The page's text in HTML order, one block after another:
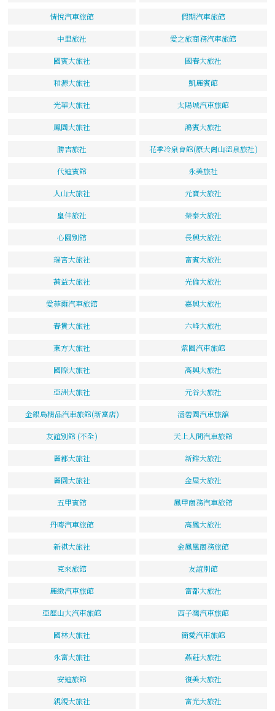
情悅汽車旅館 假期汽車旅館
中里旅社 愛之旅商務汽車旅館
國賓大旅社 國春大旅社
和源大旅社 凱麗賓館
光華大旅社 太陽城汽車旅館
鳳園大旅社 鴻賓大旅社
勝吉旅社 花季冷泉會館(原大崗山溫泉旅社)
代迪賓館 永美旅社
人山大旅社 元寶大旅社
皇佳旅社 榮泰大旅社
心園別館 長興大旅社
瑞宮大旅社 富賓大旅社
萬益大旅社 光倫大旅社
愛菲爾汽車旅館 嘉興大旅社
春貴大旅社 六峰大旅社
東方大旅社 紫園汽車旅館
國際大旅社 高興大旅社
亞洲大旅社 元谷大旅社
金銀島精品汽車旅館(新富店) 涵碧園汽車旅舘
友誼別館 (不全) 天上人間汽車旅館
麗都大旅社 新鎔大旅社
麗園大旅社 金屋大旅社
五甲賓館 鳳甲商務汽車旅館
丹嘜汽車旅館 高鳳大旅社
新祺大旅社 金鳳凰商務旅館
克來旅館 友誼別館
麗緻汽車旅館 富都大旅社
亞歷山大汽車旅館 西子灣汽車旅館
國林大旅社 簡愛汽車旅館
永富大旅社 燕莊大旅社
安迪旅館 復美大旅社
親親大旅社 富光大旅社